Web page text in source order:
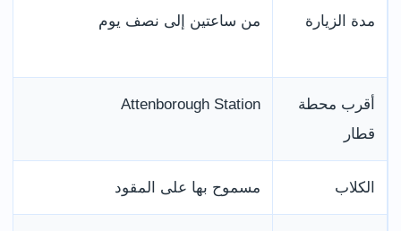
مدة الزيارة من ساعتين إلى نصف يوم
أقرب محطة
قطار
Attenborough Station
الكلاب مسموح بها على المقود